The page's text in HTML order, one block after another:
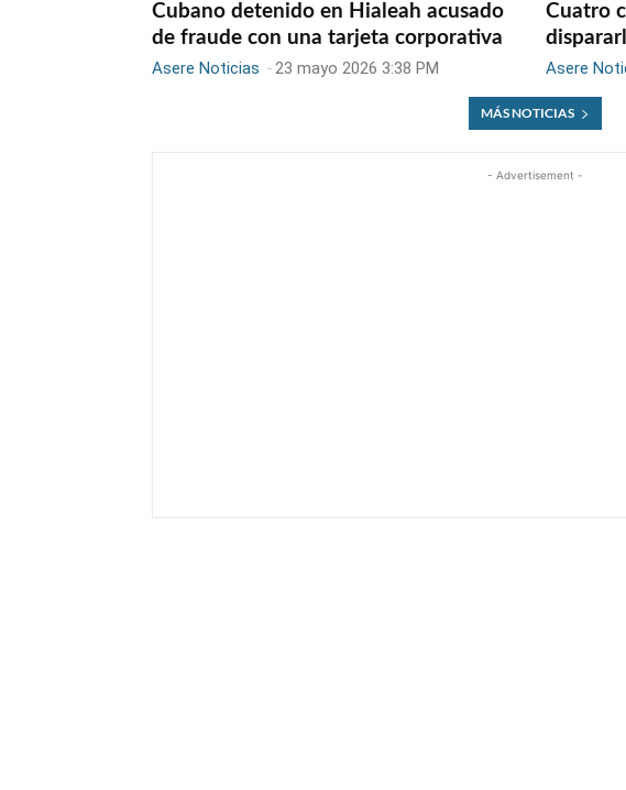
Cubano detenido en Hialeah acusado
de fraude con una tarjeta corporativa
Asere Noticias -23 mayo 2026 3:38 PM
Cuatro
Asere
MÁS NOTICIAS
- Advertisement -